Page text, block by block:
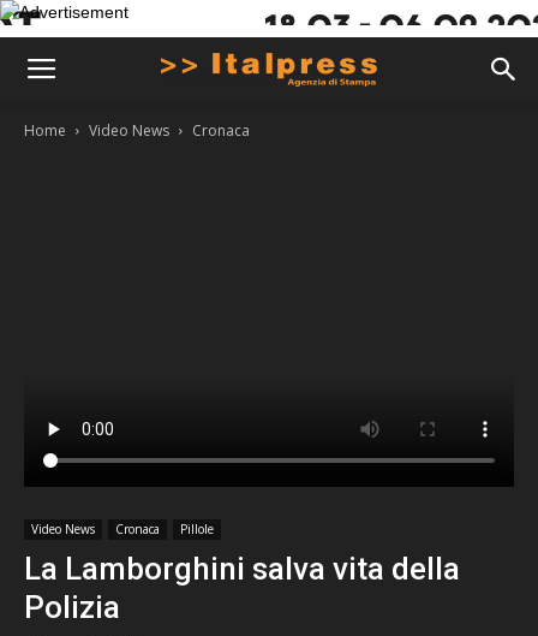
Home Video News Cronaca
Video News Cronaca Pillole
La Lamborghini salva vita della
Polizia